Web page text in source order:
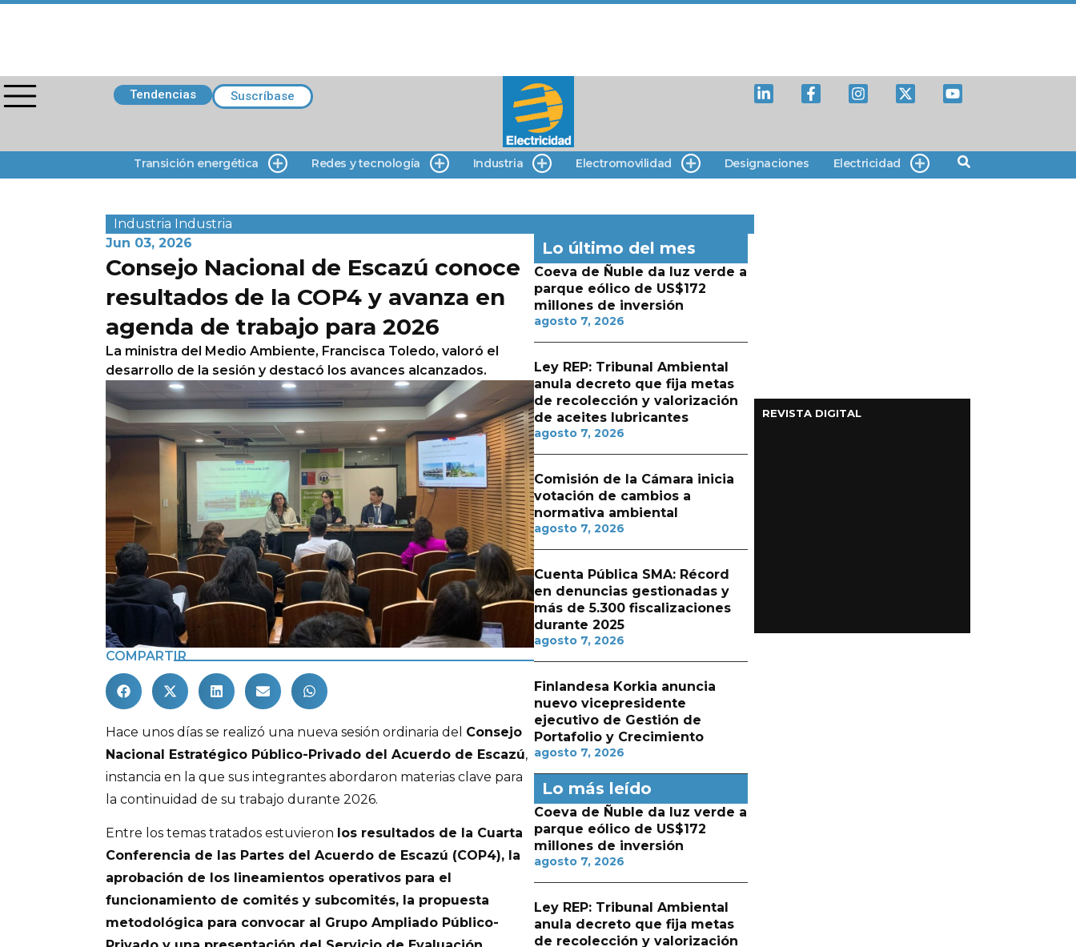
Tendencias Suscríbase
Transición energética Redes y tecnología Industria Electromovilidad Designaciones Electricidad
Industria Industria
Jun 03, 2026
Consejo Nacional de Escazú conoce
resultados de la COP4 y avanza en
agenda de trabajo para 2026
La ministra del Medio Ambiente, Francisca Toledo, valoró el
desarrollo de la sesión y destacó los avances alcanzados.
COMPARTIR
Hace unos días se realizó una nueva sesión ordinaria del Consejo
Nacional Estratégico Público-Privado del Acuerdo de Escazú,
instancia en la que sus integrantes abordaron materias clave para
la continuidad de su trabajo durante 2026.
Entre los temas tratados estuvieron los resultados de la Cuarta
Conferencia de las Partes del Acuerdo de Escazú (COP4), la
aprobación de los lineamientos operativos para el
funcionamiento de comités y subcomités, la propuesta
metodológica para convocar al Grupo Ampliado Público-
Lo último del mes
Coeva de Ñuble da luz verde a
parque eólico de US$172
millones de inversión
agosto 7, 2026
Ley REP: Tribunal Ambiental
anula decreto que fija metas
de recolección y valorización
de aceites lubricantes
agosto 7, 2026
Comisión de la Cámara inicia
votación de cambios a
normativa ambiental
agosto 7, 2026
Cuenta Pública SMA: Récord
en denuncias gestionadas y
más de 5.300 fiscalizaciones
durante 2025
agosto 7, 2026
Finlandesa Korkia anuncia
nuevo vicepresidente
ejecutivo de Gestión de
Portafolio y Crecimiento
agosto 7, 2026
Lo más leído
Coeva de Ñuble da luz verde a
parque eólico de US$172
millones de inversión
agosto 7, 2026
Ley REP: Tribunal Ambiental
anula decreto que fija metas
de recolección y valorización
REVISTA DIGITAL